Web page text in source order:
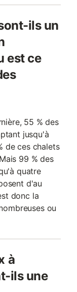
ils un
est ce
55 % des
jusqu'à
de ces chalets
99 % des
quatre
d'au
donc la
ou
à
ils une